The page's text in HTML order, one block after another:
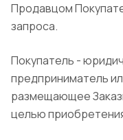
Продавцом
запроса.
Покупатель -
предприниматель
размещающее
целью